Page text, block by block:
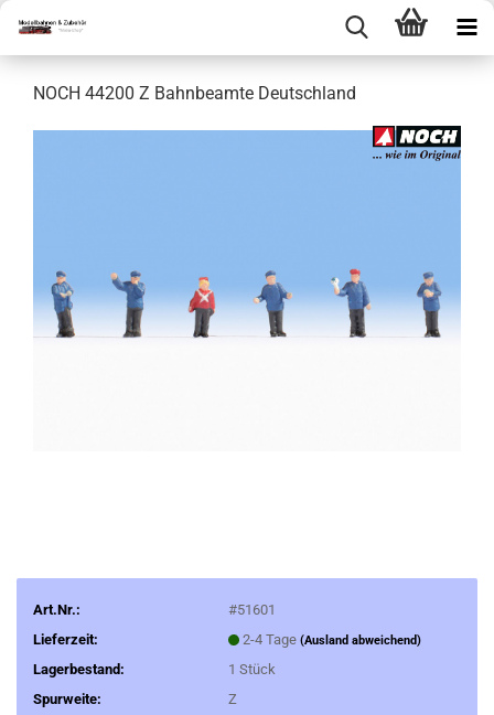
NOCH 44200 Z Bahnbeamte Deutschland
Art.Nr.:
#51601
Lieferzeit:
2-4 Tage (Ausland abweichend)
Lagerbestand: 1 Stück
Spurweite:
Z